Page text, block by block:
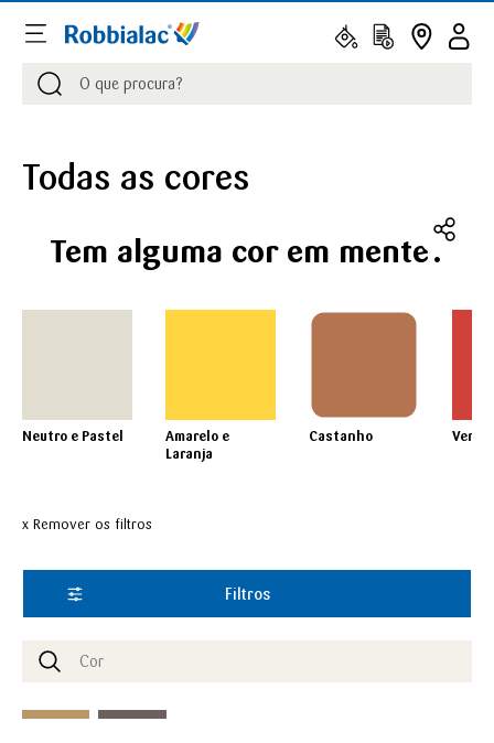
Procurar
Procurar
Todas as cores
Tem alguma cor em mente?
Neutro e Pastel
Amarelo e
Laranja
Castanho
x Remover os filtros
Filtros